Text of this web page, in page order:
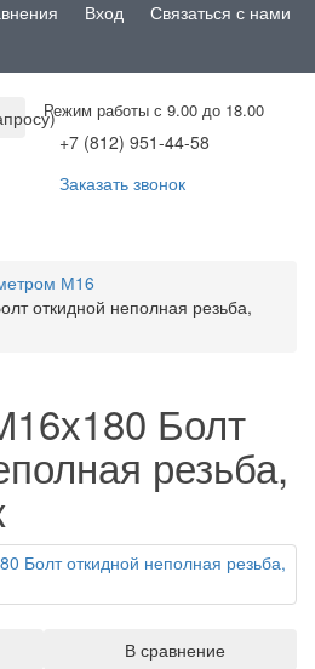
Вход
Связаться с нами
Режим работы с 9.00 до 18.00
+7 (812) 951-44-58
Заказать звонок
М16
откидной неполная резьба,
Болт
резьба,
В сравнение